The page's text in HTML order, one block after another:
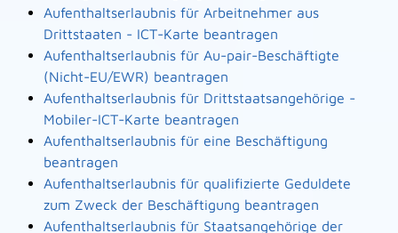
Aufenthaltserlaubnis für Arbeitnehmer aus
Drittstaaten - ICT-Karte beantragen
Aufenthaltserlaubnis für Au-pair-Beschäftigte
(Nicht-EU/EWR) beantragen
Aufenthaltserlaubnis für Drittstaatsangehörige -
Mobiler-ICT-Karte beantragen
Aufenthaltserlaubnis für eine Beschäftigung
beantragen
Aufenthaltserlaubnis für qualifizierte Geduldete
zum Zweck der Beschäftigung beantragen
Aufenthaltserlaubnis für Staatsangehörige der